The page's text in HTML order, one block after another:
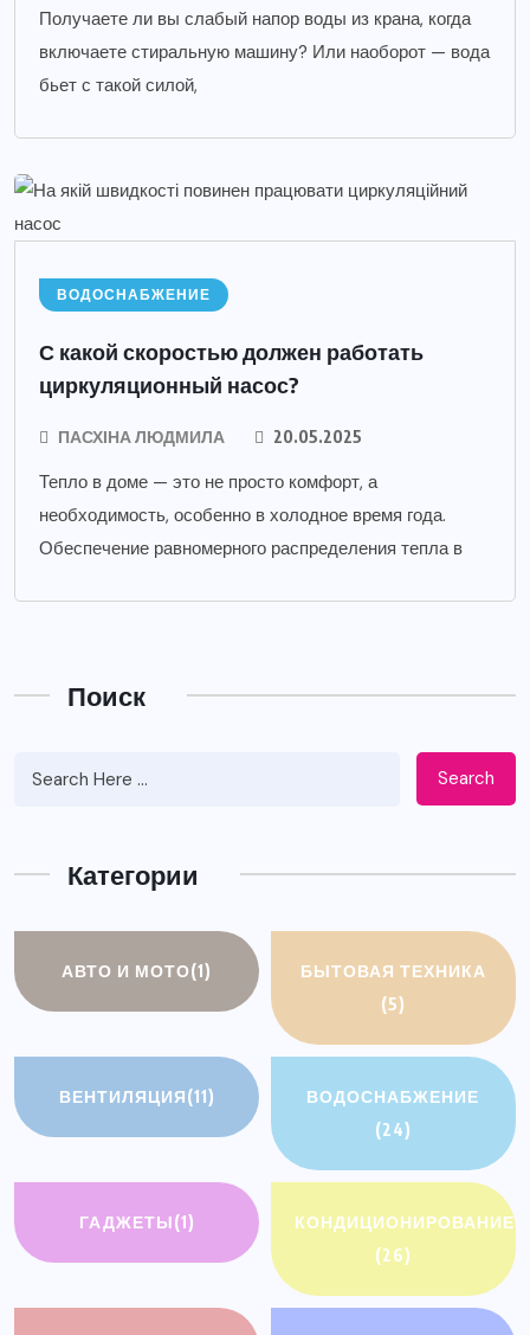
Получаете ли вы слабый напор воды из крана, когда
включаете стиральную машину? Или наоборот — вода
бьет с такой силой,
ВОДОСНАБЖЕНИЕ
С какой скоростью должен работать
циркуляционный насос?
ПАСХІНА ЛЮДМИЛА 20.05.2025
Тепло в доме — это не просто комфорт, а
необходимость, особенно в холодное время года.
Обеспечение равномерного распределения тепла в
Поиск
Search
Категории
АВТО И МОТО(1)
БЫТОВАЯ ТЕХНИКА
(5)
ВЕНТИЛЯЦИЯ(11)
ВОДОСНАБЖЕНИЕ
(24)
ГАДЖЕТЫ(1)
КОНДИЦИОНИРОВАНИЕ
(26)